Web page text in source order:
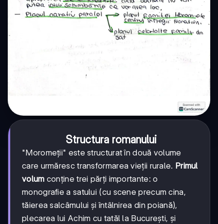
Structura romanului
"Moromeții" este structurat în două volume
care urmăresc transformarea vieții rurale. Primul
volum conține trei părți importante: o
monografie a satului (cu scene precum cina,
tăierea salcâmului și întâlnirea din poiană),
plecarea lui Achim cu tatăl la București, și